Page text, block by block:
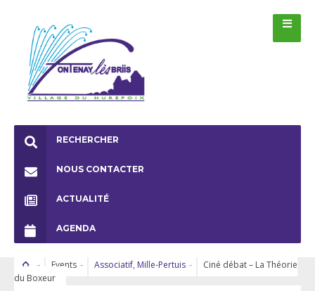
RECHERCHER
NOUS CONTACTER
ACTUALITÉ
AGENDA
Events Associatif, Mille-Pertuis
Ciné débat – La Théorie
du Boxeur